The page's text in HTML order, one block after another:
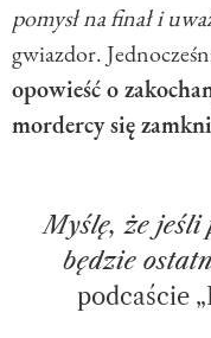
pomysł na finał i
gwiazdor.
opowieść o
mordercy się
Myślę, że jeśli
będzie
podcaście